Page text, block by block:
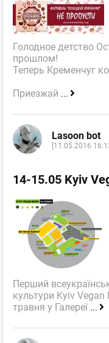
Голодное детство
прошлом!
Теперь Кременчуг
Приезжай ...
Lasoon bot
[11.05.2016
14-15.05 Kyiv
Перший
культури Kyiv Vegan
травня у Галереї ...